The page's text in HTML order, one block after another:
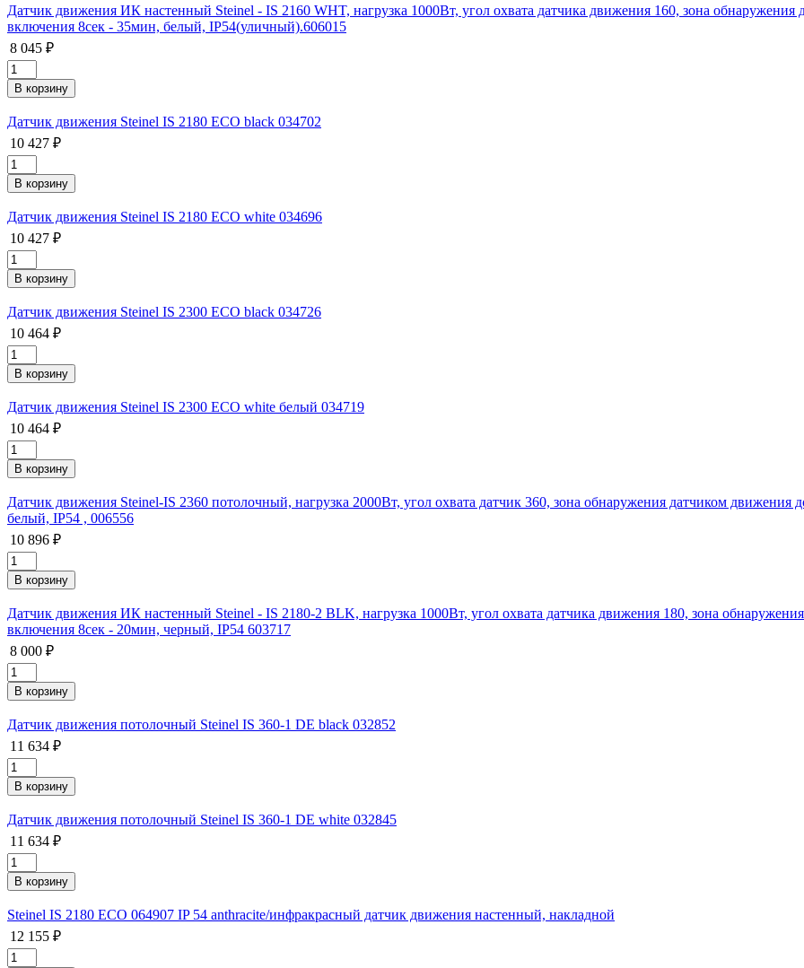
Датчик движения ИК настенный Steinel - IS 2160 WHT, нагрузка 1000Вт, угол охвата датчика движения 160, зона
включения 8сек - 35мин, белый, IP54(уличный).606015
8 045 ₽
Датчик движения Steinel IS 2180 ECO black 034702
10 427 ₽
Датчик движения Steinel IS 2180 ECO white 034696
10 427 ₽
Датчик движения Steinel IS 2300 ECO black 034726
10 464 ₽
Датчик движения Steinel IS 2300 ECO white белый 034719
10 464 ₽
Датчик движения Steinel-IS 2360 потолочный, нагрузка 2000Вт, угол охвата датчик 360, зона обнаружения датчиком
белый, IP54 , 006556
10 896 ₽
Датчик движения ИК настенный Steinel - IS 2180-2 BLK, нагрузка 1000Вт, угол охвата датчика движения 180, зона
включения 8сек - 20мин, черный, IP54 603717
8 000 ₽
Датчик движения потолочный Steinel IS 360-1 DE black 032852
11 634 ₽
Датчик движения потолочный Steinel IS 360-1 DE white 032845
11 634 ₽
Steinel IS 2180 ECO 064907 IP 54 anthracite/инфракрасный датчик движения настенный, накладной
12 155 ₽